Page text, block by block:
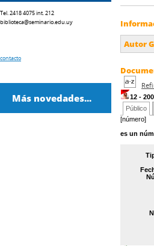
Autor
12 -
Público
[número]
es un
Tel. 2418 4075 int. 212
biblioteca@seminario.edu.uy
contacto
Más novedades...